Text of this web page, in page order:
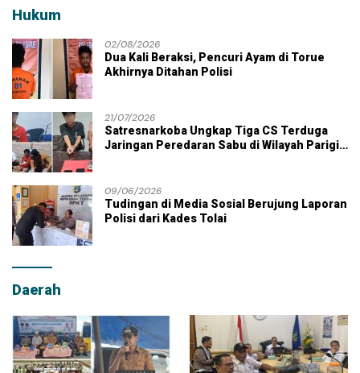
Hukum
02/08/2026
Dua Kali Beraksi, Pencuri Ayam di Torue
Akhirnya Ditahan Polisi
21/07/2026
Satresnarkoba Ungkap Tiga CS Terduga
Jaringan Peredaran Sabu di Wilayah Parigi
09/06/2026
Tudingan di Media Sosial Berujung Laporan
Polisi dari Kades Tolai
Daerah